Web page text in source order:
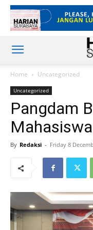
Home Uncategorized
Uncategorized
Pangdam
By Redaksi - Friday 8